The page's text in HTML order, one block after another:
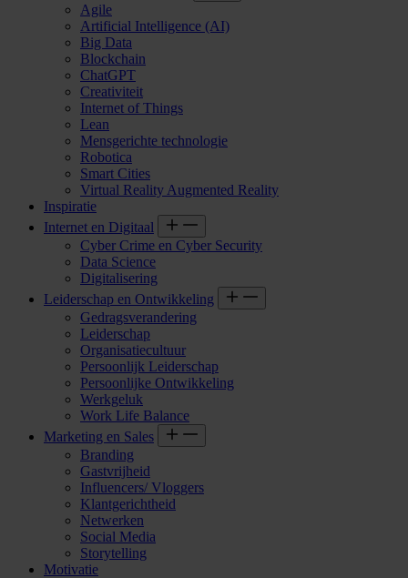
Agile
Artificial Intelligence (AI)
Big Data
Blockchain
ChatGPT
Creativiteit
Internet of Things
Lean
Mensgerichte technologie
Robotica
Smart Cities
Virtual Reality Augmented Reality
Inspiratie
Internet en Digitaal
Cyber Crime en Cyber Security
Data Science
Digitalisering
Leiderschap en Ontwikkeling
Gedragsverandering
Leiderschap
Organisatiecultuur
Persoonlijk Leiderschap
Persoonlijke Ontwikkeling
Werkgeluk
Work Life Balance
Marketing en Sales
Branding
Gastvrijheid
Influencers/ Vloggers
Klantgerichtheid
Netwerken
Social Media
Storytelling
Motivatie